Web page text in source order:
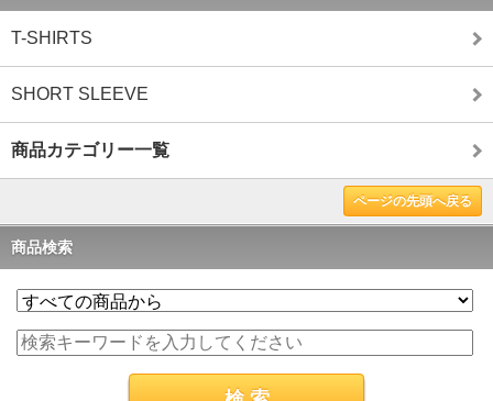
T-SHIRTS
SHORT SLEEVE
商品カテゴリー一覧
ページの先頭へ戻る
商品検索